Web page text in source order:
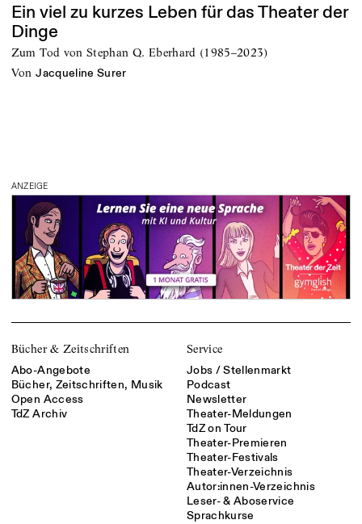
Ein viel zu kurzes Leben für das Theater der
Dinge
Zum Tod von Stephan Q. Eberhard (1985–2023)
von Jacqueline Surer
ANZEIGE
Bücher & Zeitschriften
Abo-Angebote
Bücher, Zeitschriften, Musik
Open Access
TdZ Archiv
Service
Jobs / Stellenmarkt
Podcast
Newsletter
Theater-Meldungen
TdZ on Tour
Theater-Premieren
Theater-Festivals
Theater-Verzeichnis
Autor:innen-Verzeichnis
Leser- & Aboservice
Sprachkurse